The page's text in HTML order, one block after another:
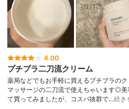
4.00
プチプラ二刀流クリーム
薬局などでもお手軽に買えるプチプラの
マッサージの二刀流で使えちゃいます◎
て買ってみましたが、コスパ抜群で…続き